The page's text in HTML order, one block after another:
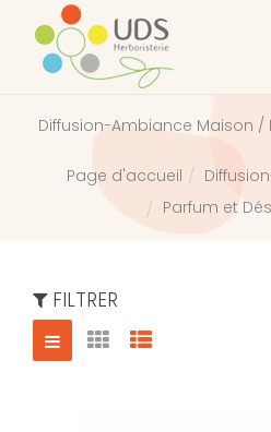
Diffusion-Ambiance Maison /
Page d'accueil
Parfum et
FILTRER